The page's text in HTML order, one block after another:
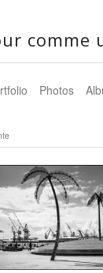
comme
Photos